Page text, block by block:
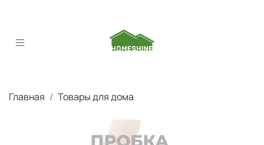
Главная Товары для дома